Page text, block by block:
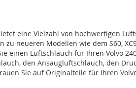
eine Vielzahl von hochwertigen
neueren Modellen wie dem S60,
Luftschlauch für Ihren Volvo
den Ansaugluftschlauch, den
Sie auf Originalteile für Ihren